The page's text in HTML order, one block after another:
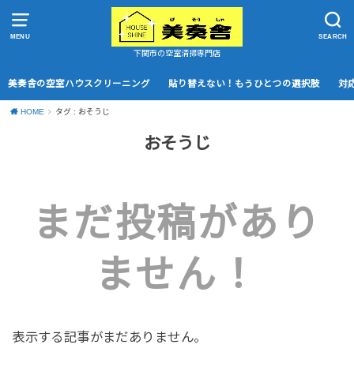
MENU SEARCH
下関市の空室清掃専門店
美奏舎の空室ハウスクリーニング 貼り替えない！もうひとつの選択肢 対
HOME タグ : おそうじ
おそうじ
まだ投稿があり
ません！
表示する記事がまだありません。